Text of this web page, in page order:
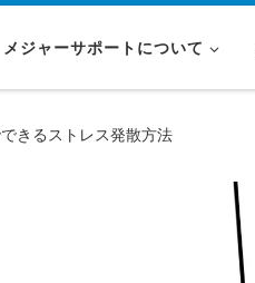
メジャーサポートについて
きるストレス発散方法